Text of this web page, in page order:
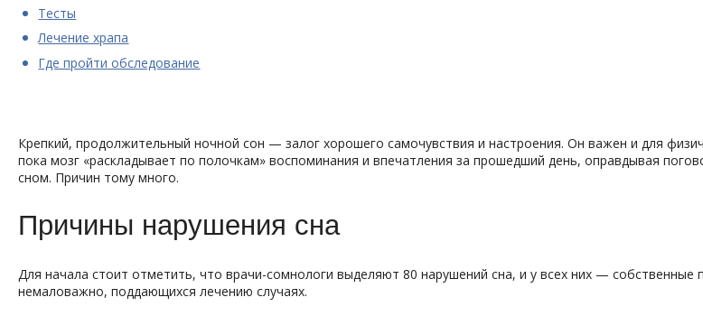
Тесты
Лечение храпа
Где пройти обследование
Крепкий, продолжительный ночной сон — залог хорошего самочувствия и настроения. Он важен и для
пока мозг «раскладывает по полочкам» воспоминания и впечатления за прошедший день, оправдывая
сном. Причин тому много.
Причины нарушения сна
Для начала стоит отметить, что врачи-сомнологи выделяют 80 нарушений сна, и у всех них —
немаловажно, поддающихся лечению случаях.